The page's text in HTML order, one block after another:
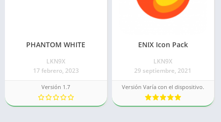
PHANTOM WHITE
LKN9X
17 febrero, 2023
Versión 1.7
ENIX Icon Pack
LKN9X
29 septiembre, 2021
Versión Varía con el dispositivo.